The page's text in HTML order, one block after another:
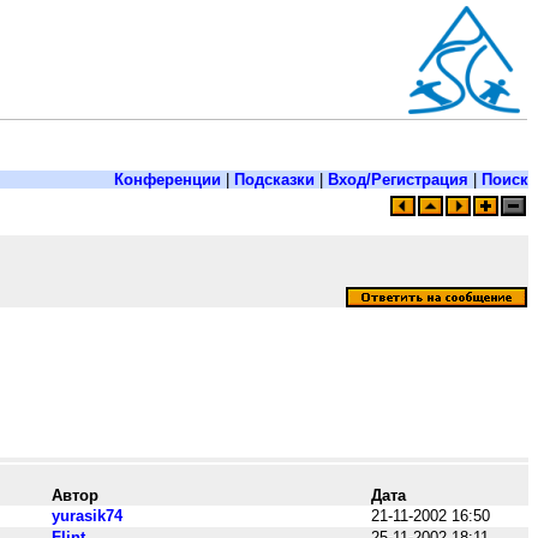
Конференции Подсказки Вход/Регистрация
Поиск
Автор
Дата
yurasik74
21-11-2002 16:50